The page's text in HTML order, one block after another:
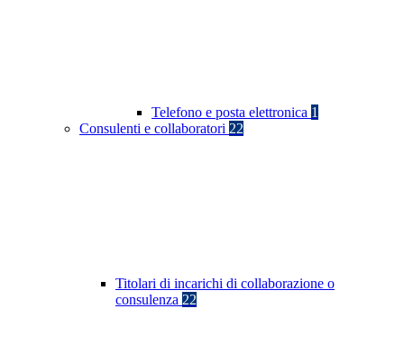
Telefono e posta elettronica 1
Consulenti e collaboratori 22
Titolari di incarichi di collaborazione o
consulenza 22